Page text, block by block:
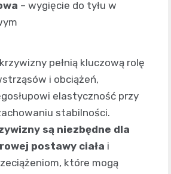
– wygięcie do tyłu w
pełnią kluczową rolę
i obciążeń,
elastyczność przy
stabilności.
są niezbędne dla
postawy ciała i
które mogą